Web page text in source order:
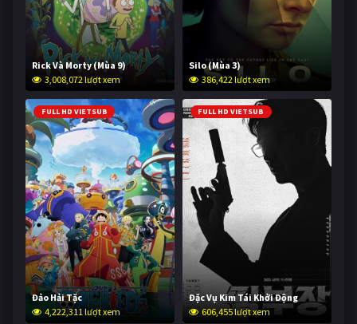
Rick Và Morty (Mùa 9)
3,008,072 lượt xem
Silo (Mùa 3)
386,422 lượt xem
FULL HD VIETSUB
Đảo Hải Tặc
4,222,311 lượt xem
FULL HD VIETSUB
Đặc Vụ Kim Tái Khởi Động
606,455 lượt xem